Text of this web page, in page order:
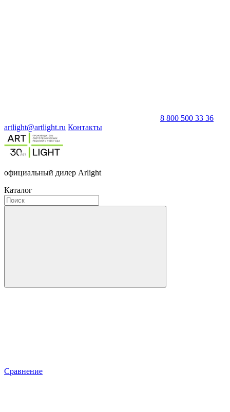
8 800 500 33 36
artlight@artlight.ru Контакты
официальный дилер Arlight
Каталог
Сравнение